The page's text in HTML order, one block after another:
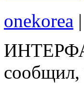
onekorea |
сообщил,